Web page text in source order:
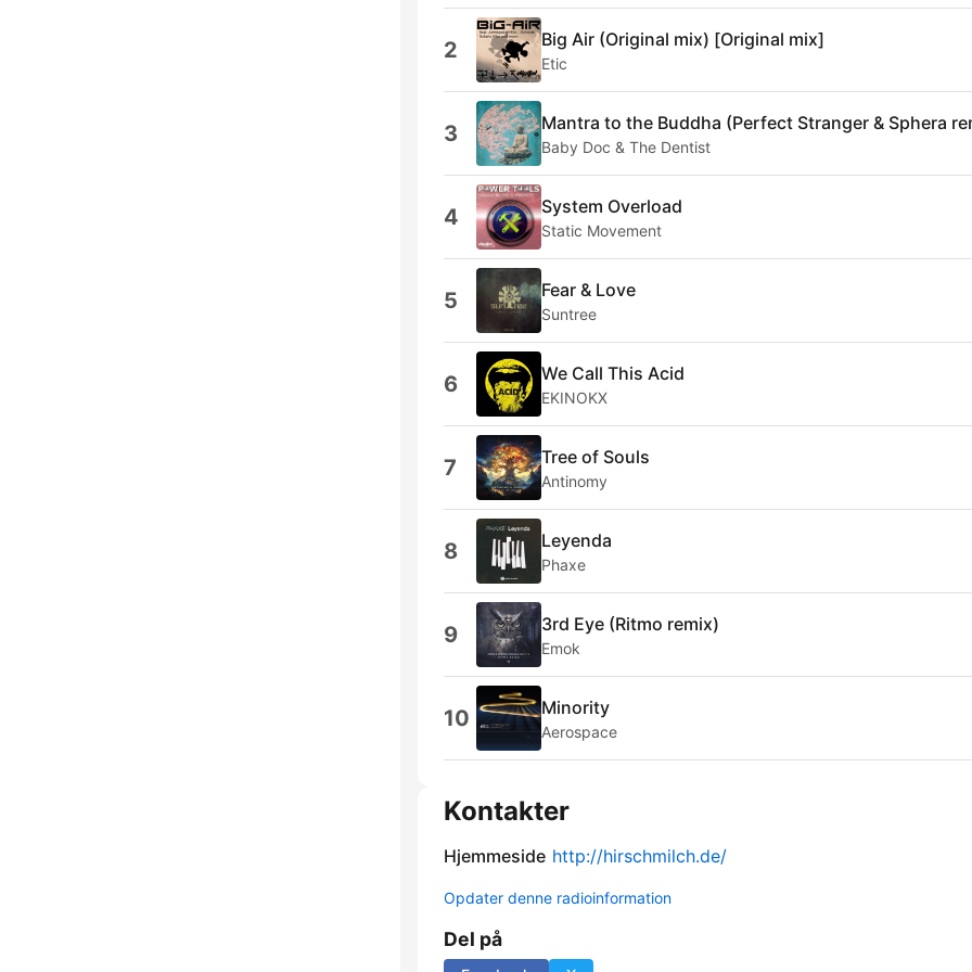
2 Big Air (Original mix) [Original mix]
Etic
3 Mantra to the Buddha (Perfect Stranger & Sphera
Baby Doc & The Dentist
4 System Overload
Static Movement
5 Fear & Love
Suntree
6 We Call This Acid
EKINOKX
7 Tree of Souls
Antinomy
8 Leyenda
Phaxe
9 3rd Eye (Ritmo remix)
Emok
10 Minority
Aerospace
Kontakter
Hjemmeside http://hirschmilch.de/
Opdater denne radioinformation
Del på